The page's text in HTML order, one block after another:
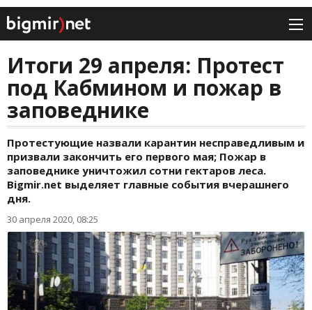
Итоги 29 апреля: Протест
под Кабмином и пожар в
заповеднике
Протестующие назвали карантин несправедливым и
призвали закончить его первого мая; Пожар в
заповеднике уничтожил сотни гектаров леса.
Bigmir.net выделяет главные события вчерашнего
дня.
30 апреля 2020, 08:25